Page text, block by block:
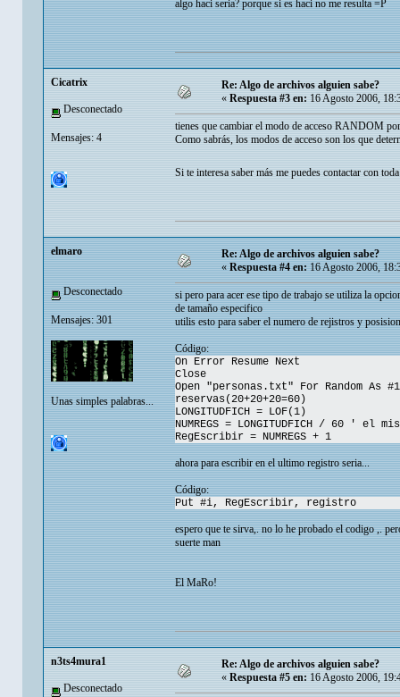
algo haci seria? porque si es haci no me resulta =P
Cicatrix
Desconectado
Mensajes: 4
Re: Algo de archivos alguien sabe?
« Respuesta #3 en: 16 Agosto 2006,
tienes que cambiar el modo de acceso RANDOM
Como sabrás, los modos de acceso son los que
Si te interesa saber más me puedes contactar con
elmaro
Desconectado
Mensajes: 301
Unas simples palabras...
Re: Algo de archivos alguien sabe?
«Respuesta #4 en:16 Agosto 2006,
si pero para acer ese tipo de trabajo se utiliza la
de tamaño especifico
utilis esto para saber el numero de rejistros y
Código:
On Error Resume Next
Close
Open "personas.txt" For Random
reservas(20+20+20=60)
LONGITUDFICH = LOF(1)
NUMREGS = LONGITUDFICH / 60 ' el
RegEscribir = NUMREGS + 1
ahora para escribir en el ultimo registro seria...
Código:
Put #i, RegEscribir, registro
espero que te sirva,. no lo he probado el codigo ,.
suerte man
El MaRo!
n3ts4mura1
Desconectado
Re: Algo de archivos alguien sabe?
« Respuesta #5 en: 16 Agosto 2006,